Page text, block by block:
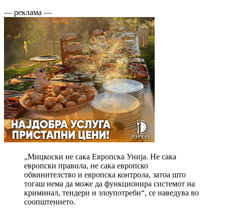
— реклама —
„Мицкоски не сака Европска Унија. Не сака
европски правила, не сака европско
обвинителство и европска контрола, затоа што
тогаш нема да може да функционира системот на
криминал, тендери и злоупотреби“, се наведува во
соопштението.